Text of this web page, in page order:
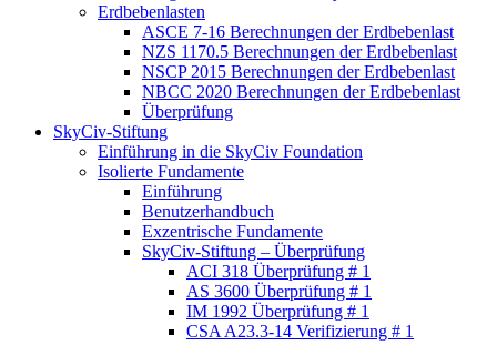
Erdbebenlasten
ASCE 7-16 Berechnungen der Erdbebenlast
NZS 1170.5 Berechnungen der Erdbebenlast
NSCP 2015 Berechnungen der Erdbebenlast
NBCC 2020 Berechnungen der Erdbebenlast
Überprüfung
SkyCiv-Stiftung
Einführung in die SkyCiv Foundation
Isolierte Fundamente
Einführung
Benutzerhandbuch
Exzentrische Fundamente
SkyCiv-Stiftung – Überprüfung
ACI 318 Überprüfung # 1
AS 3600 Überprüfung # 1
IM 1992 Überprüfung # 1
CSA A23.3-14 Verifizierung # 1